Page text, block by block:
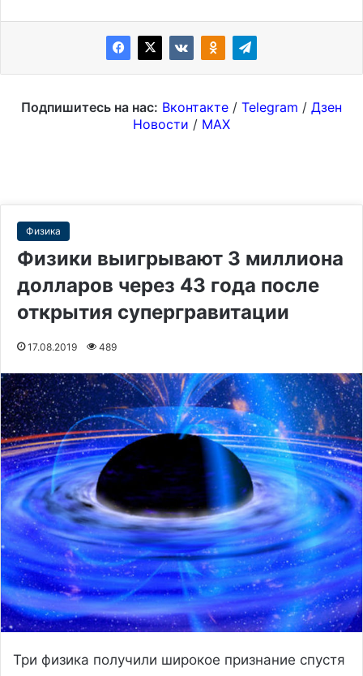
Подпишитесь на нас: Вконтакте / Telegram / Дзен
Новости / MAX